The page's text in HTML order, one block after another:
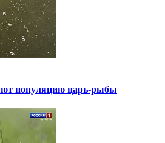
популяцию царь-рыбы